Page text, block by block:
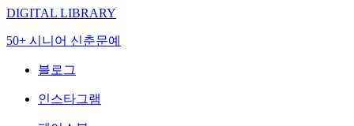
DIGITAL LIBRARY
50+ 시니어 신춘문예
블로그
인스타그램